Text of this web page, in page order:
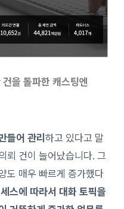
을 돌파한 캐스팅엔
들어 관리하고 있다고 말
뢰 건이 늘어났습니다. 그
도 매우 빠르게 증가했다
스에 따라서 대화 토픽을